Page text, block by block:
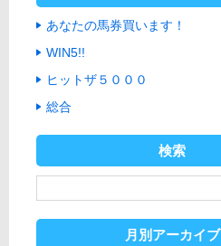
あなたの馬券買います！
WIN5!!
ヒットザ５０００
総合
検索
月別アーカイブ